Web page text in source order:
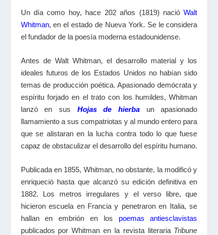
Un día como hoy, hace 202 años (1819) nacióWalt
Whitman, en el estado de Nueva York. Se le considera
el fundador de la poesía moderna estadounidense.
Antes de Walt Whitman, el desarrollo material y los
ideales futuros de los Estados Unidos no habían sido
temas de producción poética. Apasionado demócrata y
espíritu forjado en el trato con los humildes, Whitman
lanzó en sus Hojas de hierba un apasionado
llamamiento a sus compatriotas y al mundo entero para
que se alistaran en la lucha contra todo lo que fuese
capaz de obstaculizar el desarrollo del espíritu humano.
Publicada en 1855, Whitman, no obstante, la modificó y
enriqueció hasta que alcanzó su edición definitiva en
1882. Los metros irregulares y el verso libre, que
hicieron escuela en Francia y penetraron en Italia, se
hallan en embrión en los poemas antiesclavistas
publicados por Whitman en la revista literaria Tribune